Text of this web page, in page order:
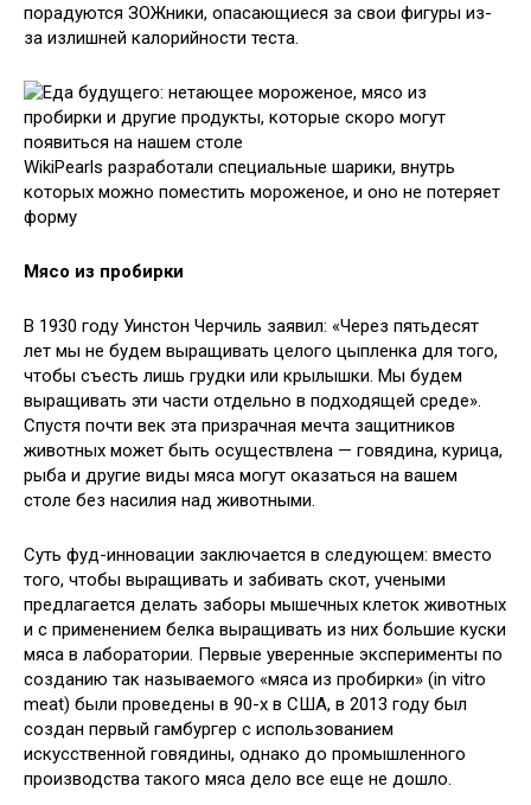
порадуются ЗОЖники, опасающиеся за свои фигуры из-
за излишней калорийности теста.
WikiPearls разработали специальные шарики, внутрь
которых можно поместить мороженое, и оно не потеряет
форму
Мясо из пробирки
В 1930 году Уинстон Черчиль заявил: «Через пятьдесят
лет мы не будем выращивать целого цыпленка для того,
чтобы съесть лишь грудки или крылышки. Мы будем
выращивать эти части отдельно в подходящей среде».
Спустя почти век эта призрачная мечта защитников
животных может быть осуществлена — говядина, курица,
рыба и другие виды мяса могут оказаться на вашем
столе без насилия над животными.
Суть фуд-инновации заключается в следующем: вместо
того, чтобы выращивать и забивать скот, учеными
предлагается делать заборы мышечных клеток животных
и с применением белка выращивать из них большие куски
мяса в лаборатории. Первые уверенные эксперименты по
созданию так называемого «мяса из пробирки» (in vitro
meat) были проведены в 90-х в США, в 2013 году был
создан первый гамбургер с использованием
искусственной говядины, однако до промышленного
производства такого мяса дело все еще не дошло.